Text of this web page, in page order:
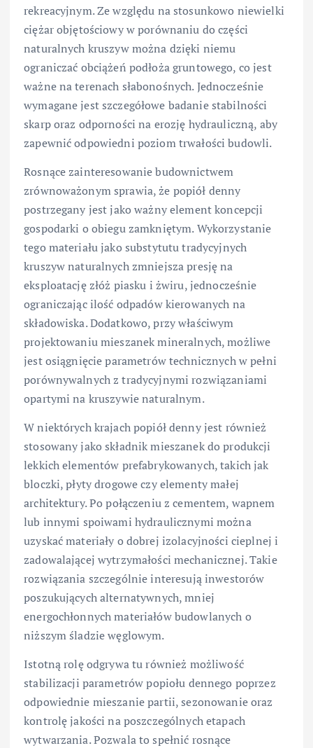
rekreacyjnym. Ze względu na stosunkowo niewielki
ciężar objętościowy w porównaniu do części
naturalnych kruszyw można dzięki niemu
ograniczać obciążeń podłoża gruntowego, co jest
ważne na terenach słabonośnych. Jednocześnie
wymagane jest szczegółowe badanie stabilności
skarp oraz odporności na erozję hydrauliczną, aby
zapewnić odpowiedni poziom trwałości budowli.
Rosnące zainteresowanie budownictwem
zrównoważonym sprawia, że popiół denny
postrzegany jest jako ważny element koncepcji
gospodarki o obiegu zamkniętym. Wykorzystanie
tego materiału jako substytutu tradycyjnych
kruszyw naturalnych zmniejsza presję na
eksploatację złóż piasku i żwiru, jednocześnie
ograniczając ilość odpadów kierowanych na
składowiska. Dodatkowo, przy właściwym
projektowaniu mieszanek mineralnych, możliwe
jest osiągnięcie parametrów technicznych w pełni
porównywalnych z tradycyjnymi rozwiązaniami
opartymi na kruszywie naturalnym.
W niektórych krajach popiół denny jest również
stosowany jako składnik mieszanek do produkcji
lekkich elementów prefabrykowanych, takich jak
bloczki, płyty drogowe czy elementy małej
architektury. Po połączeniu z cementem, wapnem
lub innymi spoiwami hydraulicznymi można
uzyskać materiały o dobrej izolacyjności cieplnej i
zadowalającej wytrzymałości mechanicznej. Takie
rozwiązania szczególnie interesują inwestorów
poszukujących alternatywnych, mniej
energochłonnych materiałów budowlanych o
niższym śladzie węglowym.
Istotną rolę odgrywa tu również możliwość
stabilizacji parametrów popiołu dennego poprzez
odpowiednie mieszanie partii, sezonowanie oraz
kontrolę jakości na poszczególnych etapach
wytwarzania. Pozwala to spełnić rosnące